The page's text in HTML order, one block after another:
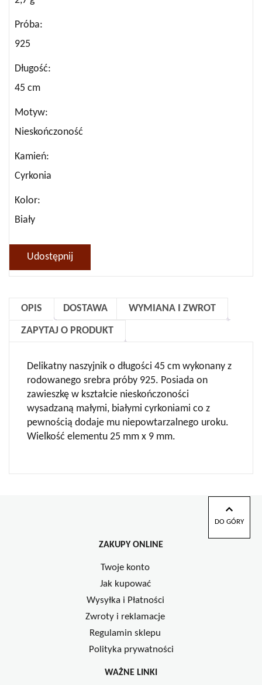
Próba
925
Długość
45 cm
Motyw
Nieskończoność
Kamień
Cyrkonia
Kolor
Biały
Udostępnij
OPIS DOSTAWA
WYMIANA I ZWROT
ZAPYTAJ O PRODUKT
Delikatny naszyjnik o długości 45 cm wykonany z
rodowanego srebra próby 925. Posiada on
zawieszkę w kształcie nieskończoności
wysadzaną małymi, białymi cyrkoniami co z
pewnością dodaje mu niepowtarzalnego uroku.
Wielkość elementu 25 mm x 9 mm.
ZAKUPY ONLINE
Twoje konto
Jak kupować
Wysyłka i Płatności
Zwroty i reklamacje
Regulamin sklepu
Polityka prywatności
WAŻNE LINKI
DO GÓRY